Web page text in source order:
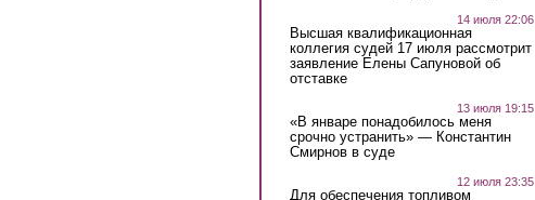
14 июля 22:06
Высшая квалификационная
коллегия судей 17 июля рассмотрит
заявление Елены Сапуновой об
отставке
13 июля 19:15
«В январе понадобилось меня
срочно устранить» — Константин
Смирнов в суде
12 июля 23:35
Для обеспечения топливом